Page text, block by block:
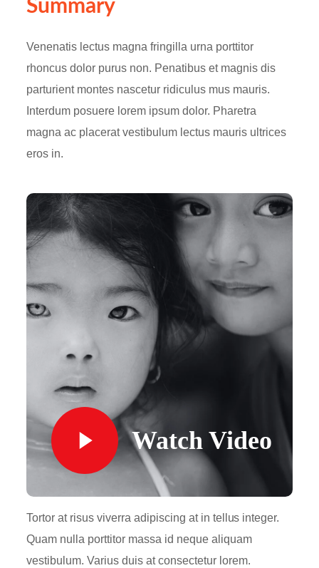
Summary
Venenatis lectus magna fringilla urna porttitor
rhoncus dolor purus non. Penatibus et magnis dis
parturient montes nascetur ridiculus mus mauris.
Interdum posuere lorem ipsum dolor. Pharetra
magna ac placerat vestibulum lectus mauris ultrices
eros in.
Watch Video
Tortor at risus viverra adipiscing at in tellus integer.
Quam nulla porttitor massa id neque aliquam
vestibulum. Varius duis at consectetur lorem.